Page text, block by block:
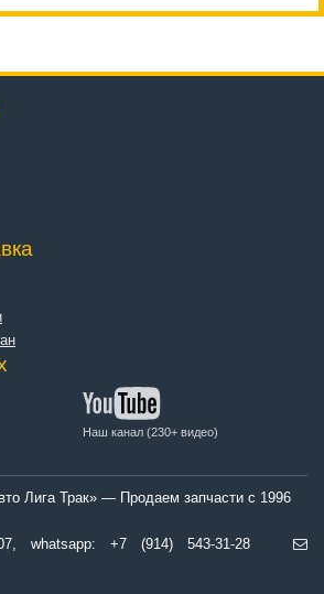
Наш канал (230+ видео)
Лига Трак» — Продаем запчасти с 1996
whatsapp: +7 (914) 543-31-28